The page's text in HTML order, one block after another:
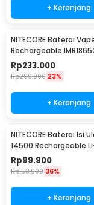
+ Keranjang
NITECORE Baterai
Rechargeable
3100mAh 1 PCS
Rp233.000
Rp299.900 23%
+ Keranjang
NITECORE Baterai Isi
14500 Rechargeable
mAh 3.6 V 1PC - NL1475R
Rp99.900
Rp153.900 36%
+ Keranjang